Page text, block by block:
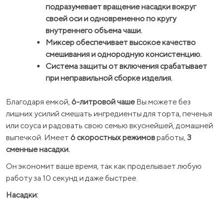
подразумевает вращение насадки вокруг
своей оси и одновременно по кругу
внутреннего объема чаши.
Миксер обеспечивает высокое качество
смешивания и однородную консистенцию.
Система защиты от включения срабатывает
при неправильной сборке изделия.
Благодаря емкой, 6-литровой чаше Вы можете без
лишних усилий смешать ингредиенты для торта, печенья
или соуса и радовать свою семью вкуснейшей, домашней
выпечкой. Имеет 6 скоростных режимовработы, 3
сменные насадки.
Он экономит ваше время, так как проделывает любую
работу за 10 секунд и даже быстрее.
Насадки: